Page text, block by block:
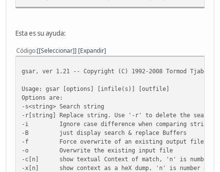
Esta es su ayuda:
Código [Seleccionar] Expandir
gsar, ver 1.21 -- Copyright (C) 1992-2008 Tormod Tjaberg
Usage: gsar [options] [infile(s)] [outfile]
Options are:
-s<string> Search string
-r[string] Replace string. Use '-r' to delete the search
-i Ignore case difference when comparing strings
-B just display search & replace Buffers
-f Force overwrite of an existing output file
-o Overwrite the existing input file
-c[n] show textual Context of match, 'n' is number
-x[n] show context as a heX dump, 'n' is number of